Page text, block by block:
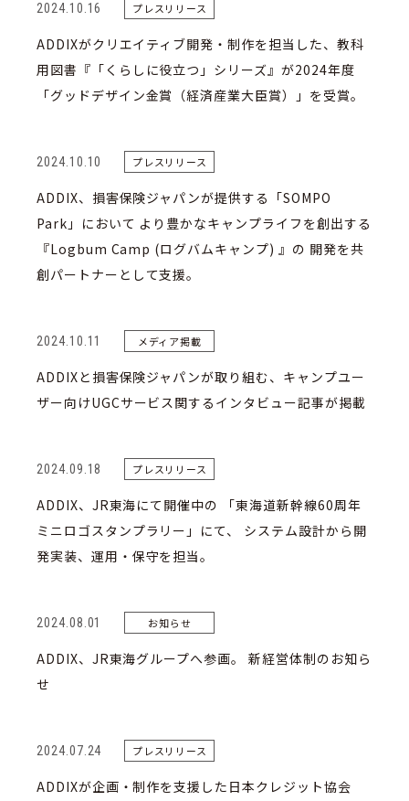
2024.10.16 プレスリリース
ADDIXがクリエイティブ開発・制作を担当した、教科
用図書『「くらしに役立つ」シリーズ』が2024年度
「グッドデザイン金賞（経済産業大臣賞）」を受賞。
2024.10.10 プレスリリース
ADDIX、損害保険ジャパンが提供する「SOMPO
Park」において より豊かなキャンプライフを創出する
『Logbum Camp (ログバムキャンプ) 』の 開発を共
創パートナーとして支援。
2024.10.11 メディア掲載
ADDIXと損害保険ジャパンが取り組む、キャンプユー
ザー向けUGCサービス関するインタビュー記事が掲載
2024.09.18 プレスリリース
ADDIX、JR東海にて開催中の 「東海道新幹線60周年
ミニロゴスタンプラリー」にて、 システム設計から開
発実装、運用・保守を担当。
2024.08.01 お知らせ
ADDIX、JR東海グループへ参画。 新経営体制のお知ら
せ
2024.07.24 プレスリリース
ADDIXが企画・制作を支援した日本クレジット協会